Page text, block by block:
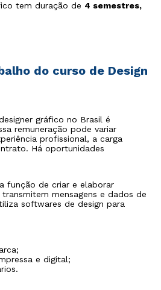
tem duração de 4 semestres,
do curso de Design
gráfico no Brasil é
remuneração pode variar
profissional, a carga
Há oportunidades
função de criar e elaborar
mensagens e dados de
softwares de design para
e digital;